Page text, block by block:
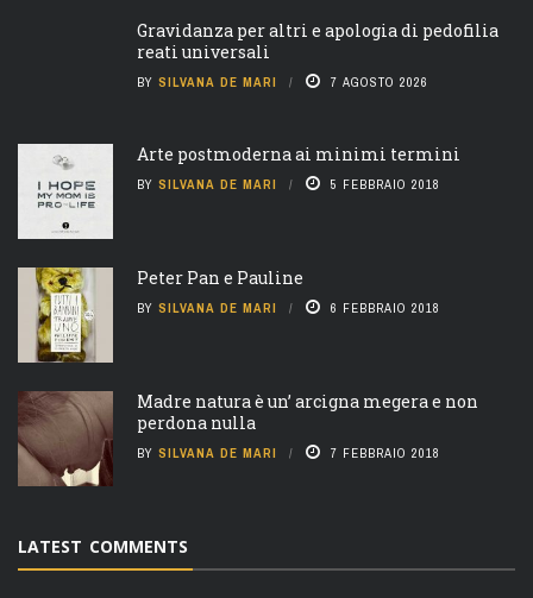
Gravidanza per altri e apologia di pedofilia
reati universali
BY SILVANA DE MARI 7 AGOSTO 2026
Arte postmoderna ai minimi termini
BY SILVANA DE MARI 5 FEBBRAIO 2018
Peter Pan e Pauline
BY SILVANA DE MARI 6 FEBBRAIO 2018
Madre natura è un’ arcigna megera e non
perdona nulla
BY SILVANA DE MARI 7 FEBBRAIO 2018
LATEST COMMENTS